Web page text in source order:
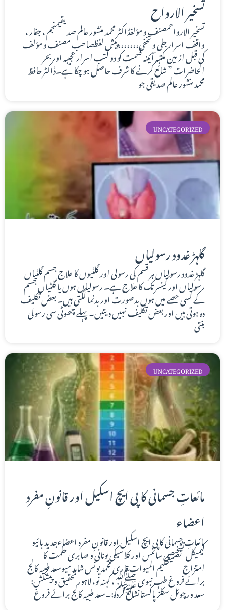
تسخير الارواح
تسخير الارواحمصنف و مؤلفڈاکٹر محمد منشور عالم صدیقیمنجم ، جفار ،
واقف اسرار جلی و تخفی،،،،،،،پیش لفظصاحب مصنف و مؤلف
کی قبل از مین مکتبه آئینه قسمت کو دو کتب اسرار عجیبه اور بحر
الحاضرات ” شائع کرنے کا شرف حاصل ہو چکا ہے۔ڈاکٹر حافظ
محمد منشور عالم صدیقی جو
UNCATEGORIZED
گلہڑ غدود رسولیاں
گلہڑ غدود رسولیاں ہر قسم کی رسولی اور گلٹیوں کا علاج جسم گلٹیاں
رسولیاں اور کینسر تک کا علاج ہے۔ رسولیاں ہوں یا گلٹیاں جسم
کے کسی حصے میں ہوں بدصورت اور بدنما لگتی ہیں۔ بعض تکلیف
دہ ہوتی ہیں اور بعض تکلیف نہیں دیتیں۔ پہلے چھوٹی سی رسولی
بنتی
UNCATEGORIZED
مائعاتِ جسمانی کا پی ایچ اسکیل اور قانونِ مفرد
اعضاء
مائعاتِ جسمانی کا پی ایچ اسکیل اور قانونِ مفرد اعضاءجدید بائیو
کیمیکل تشخیصی سائنس اور کلاسیکی یونانی و صابری حکمت کا
امتزاج تصنیفحکیم المیوات قاری محمد یونس شاہد میوسعد طبیہ کالج
برائے فروغ طبِ نبوی ﷺ، کہنہ نو، لاہور تحقیق و پیشکش:
سعد ورچوئل سکلزپاکستانشائع کردہ:۔سعد طبیہ کالج برائے فروغ